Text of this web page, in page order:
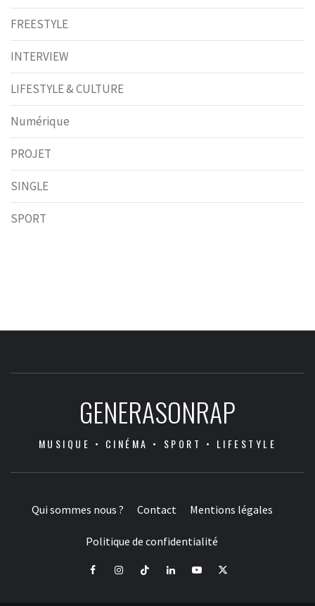
FREESTYLE
INTERVIEW
LIFESTYLE & CULTURE
Numérique
PROJET
SINGLE
SPORT
GENERASONRAP
MUSIQUE • CINÉMA • SPORT • LIFESTYLE
Qui sommes nous ? Contact Mentions légales
Politique de confidentialité
FacebookInstagramTiktok LinkedInYoutube
X